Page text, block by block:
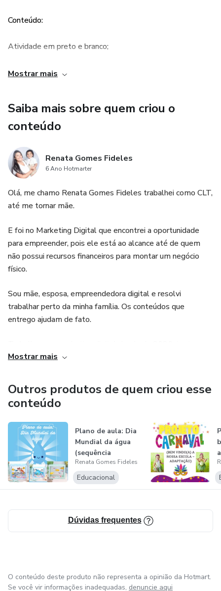
Conteúdo:
Atividade em preto e branco;
Espaço para desenhar e/ou escrever o livro favorito;
Mostrar mais
Saiba mais sobre quem criou o
conteúdo
Renata Gomes Fideles
6 Ano Hotmarter
Olá, me chamo Renata Gomes Fideles trabalhei como CLT,
até me tornar mãe.
E foi no Marketing Digital que encontrei a oportunidade
para empreender, pois ele está ao alcance até de quem
não possui recursos financeiros para montar um negócio
físico.
Sou mãe, esposa, empreendedora digital e resolvi
trabalhar perto da minha família. Os conteúdos que
entrego ajudam de fato.
como afiliada como produtora e coprodutora.
Gratidão a Deus e a vocês pelo oportunidade e confiança
depositada até aqui.
Contatos: WhatsApp (27)99921-2873
e-mail: agenciareoficial@gmail.com
Mostrar mais
Outros produtos de quem criou esse
conteúdo
Plano de aula: Dia
Mundial da água
(sequência
didática)
Renata Gomes Fideles
Educacional
Dúvidas frequentes
O conteúdo deste produto não representa a opinião da Hotmart.
Se você vir informações inadequadas, denuncie aqui